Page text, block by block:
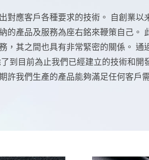
對應客戶各種要求的技術。 自創業以
的產品及服務為座右銘來鞭策自己。
，其之間也具有非常緊密的關係。 通
到目前為止我們已經建立的技術和開
許我們生產的產品能夠滿足任何客戶